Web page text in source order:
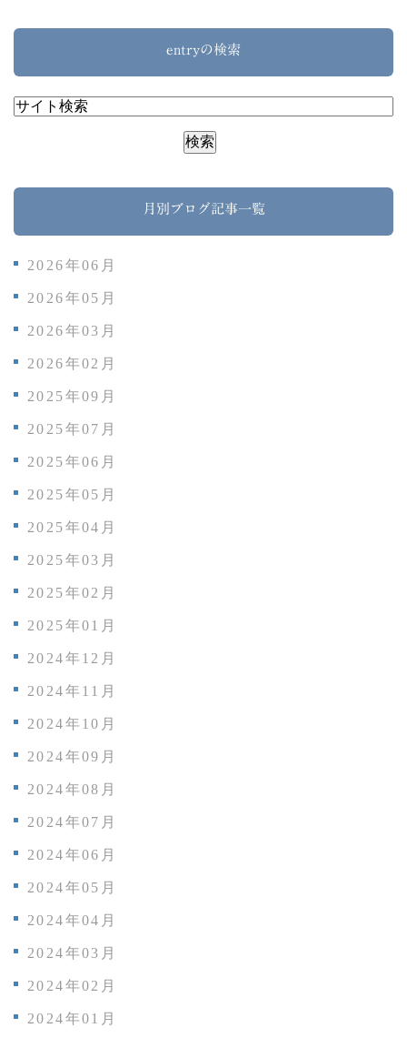
entryの検索
月別ブログ記事一覧
2026年06月
2026年05月
2026年03月
2026年02月
2025年09月
2025年07月
2025年06月
2025年05月
2025年04月
2025年03月
2025年02月
2025年01月
2024年12月
2024年11月
2024年10月
2024年09月
2024年08月
2024年07月
2024年06月
2024年05月
2024年04月
2024年03月
2024年02月
2024年01月